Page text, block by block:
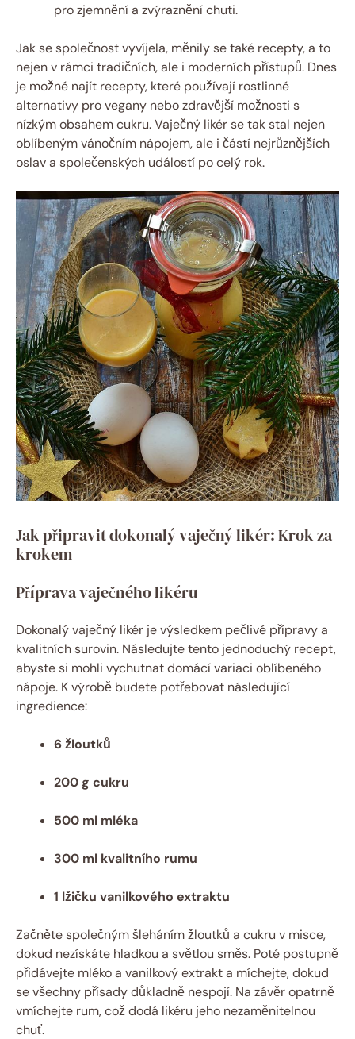
pro zjemnění a zvýraznění chuti.
Jak se společnost vyvíjela, měnily se také recepty, a to
nejen v rámci tradičních, ale i moderních přístupů. Dnes
je možné najít recepty, které používají rostlinné
alternativy pro vegany nebo zdravější možnosti s
nízkým obsahem cukru. Vaječný likér se tak stal nejen
oblíbeným vánočním nápojem, ale i částí nejrůznějších
oslav a společenských událostí po celý rok.
Jak připravit dokonalý vaječný likér: Krok za
krokem
Příprava vaječného likéru
Dokonalý vaječný likér je výsledkem pečlivé přípravy a
kvalitních surovin. Následujte tento jednoduchý recept,
abyste si mohli vychutnat domácí variaci oblíbeného
nápoje. K výrobě budete potřebovat následující
ingredience:
6 žloutků
200 g cukru
500 ml mléka
300 ml kvalitního rumu
1 lžičku vanilkového extraktu
Začněte společným šleháním žloutků a cukru v misce,
dokud nezískáte hladkou a světlou směs. Poté postupně
přidávejte mléko a vanilkový extrakt a míchejte, dokud
se všechny přísady důkladně nespojí. Na závěr opatrně
vmíchejte rum, což dodá likéru jeho nezaměnitelnou
chuť.